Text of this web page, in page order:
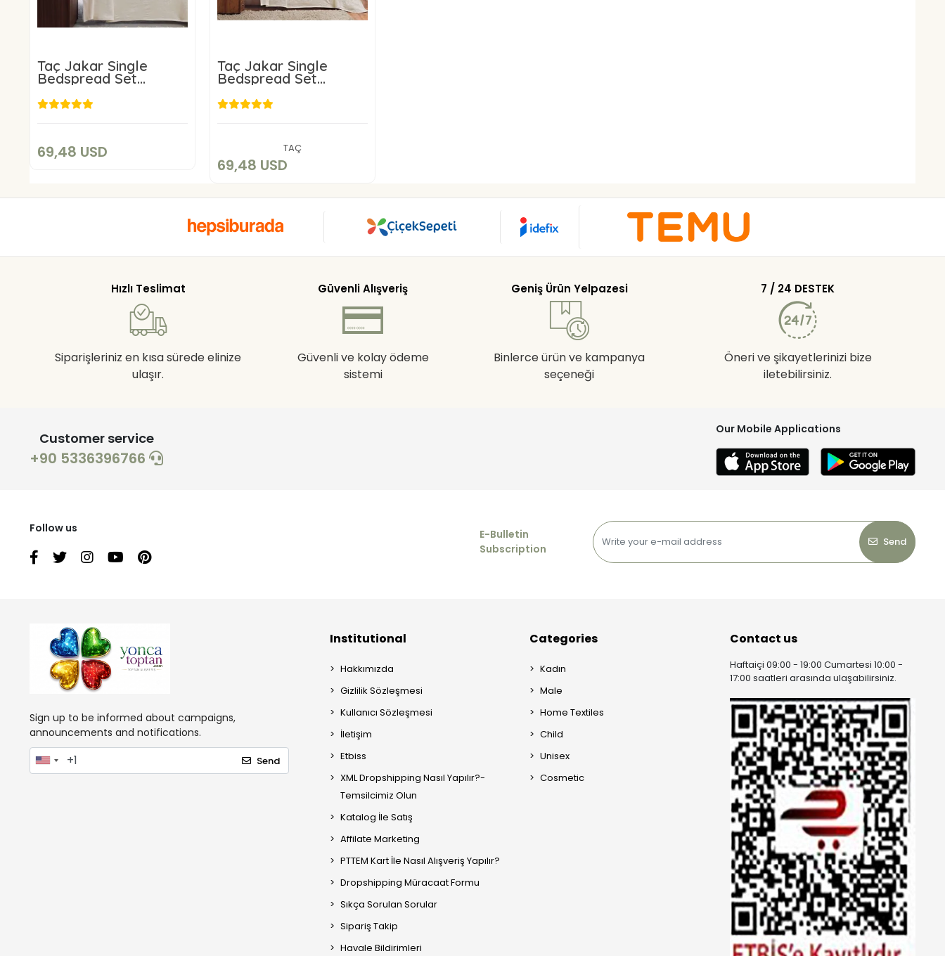
Taç Jakar Single
Bedspread Set
Celeste
69,48 USD
69,48 USD
Taç Jakar Single
Bedspread Set
Glenda Cream
TAÇ
69,48 USD
Add to cart
Hızlı Teslimat
Siparişleriniz en kısa sürede elinize
ulaşır.
Güvenli Alışveriş
Güvenli ve kolay ödeme
sistemi
Geniş Ürün Yelpazesi
Binlerce ürün ve kampanya
seçeneği
7 / 24 DESTEK
Öneri ve şikayetlerinizi bize
iletebilirsiniz.
Customer service
+90 5336396766
Our Mobile Applications
Follow us
E-Bulletin
Subscription
Send
Sign up to be informed about campaigns,
announcements and notifications.
Send
Institutional
Hakkımızda
Gizlilik Sözleşmesi
Kullanıcı Sözleşmesi
İletişim
Etbiss
XML Dropshipping Nasıl Yapılır?-
Temsilcimiz Olun
Katalog İle Satış
Affilate Marketing
PTTEM Kart İle Nasıl Alışveriş Yapılır?
Dropshipping Müracaat Formu
Sıkça Sorulan Sorular
Sipariş Takip
Havale Bildirimleri
Categories
Kadın
Male
Home Textiles
Child
Unisex
Cosmetic
Contact us
Haftaiçi 09:00 - 19:00 Cumartesi 10:00 -
17:00 saatleri arasında ulaşabilirsiniz.